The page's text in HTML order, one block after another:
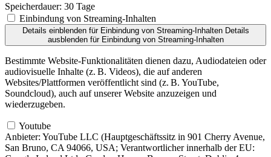
Speicherdauer: 30 Tage
Einbindung von Streaming-Inhalten
Details einblendenfür Einbindung von Streaming-Inhalten Details
ausblendenfür Einbindung von Streaming-Inhalten
Bestimmte Website-Funktionalitäten dienen dazu, Audiodateien oder
audiovisuelle Inhalte (z. B. Videos), die auf anderen
Websites/Plattformen veröffentlicht sind (z. B. YouTube,
Soundcloud), auch auf unserer Website anzuzeigen und
wiederzugeben.
Youtube
Anbieter: YouTube LLC (Hauptgeschäftssitz in 901 Cherry Avenue,
San Bruno, CA 94066, USA; Verantwortlicher innerhalb der EU: